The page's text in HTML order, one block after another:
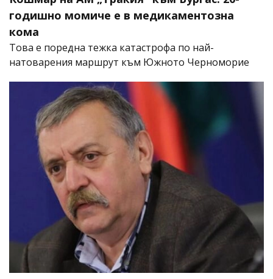
годишно момиче е в медикаментозна
кома
Това е поредна тежка катастрофа по най-
натоварения маршрут към Южното Черноморие